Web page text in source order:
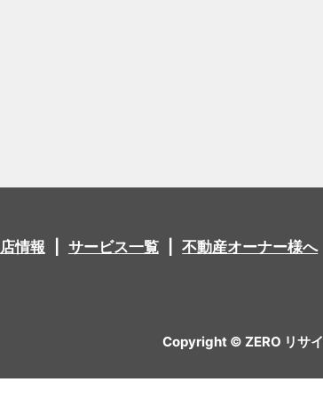
情報 サービス一覧 不動産オーナー様へ
Copyright © ZERO リサ